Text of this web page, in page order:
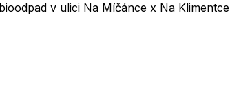
v ulici Na Míčánce x Na Klimentce